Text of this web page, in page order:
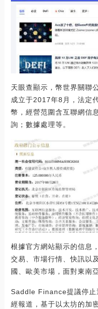
天眼查顯示，幣世界關聯
成立于2017年8月，法定
幣，經營范圍含互聯網信
詢；數據處理等。
根據官方網站顯示的信息
交易、市場行情、快訊以
國、歐美市場，面對東南
Saddle Finance提議停止
經報道，基于以太坊的加